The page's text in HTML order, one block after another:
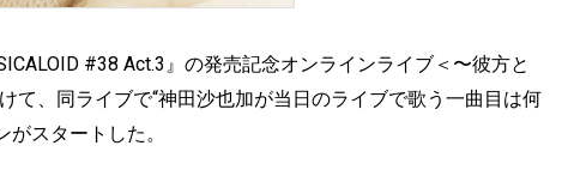
#38 Act.3』の発売記念オンラインライブ＜〜彼方と
て、同ライブで“神田沙也加が当日のライブで歌う一曲目は何
スタートした。